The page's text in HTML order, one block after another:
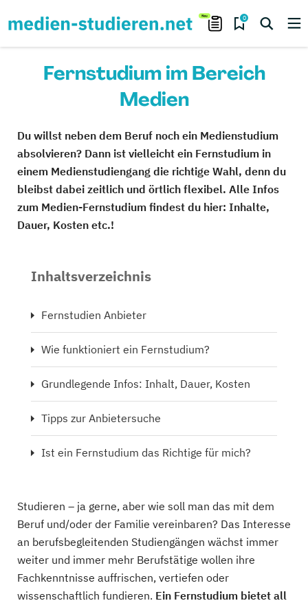
0
Fernstudium im Bereich
Medien
Du willst neben dem Beruf noch ein Medienstudium
absolvieren? Dann ist vielleicht ein Fernstudium in
einem Medienstudiengang die richtige Wahl, denn du
bleibst dabei zeitlich und örtlich flexibel. Alle Infos
zum Medien-Fernstudium findest du hier: Inhalte,
Dauer, Kosten etc.!
Inhaltsverzeichnis
Fernstudien Anbieter
Wie funktioniert ein Fernstudium?
Grundlegende Infos: Inhalt, Dauer, Kosten
Tipps zur Anbietersuche
Ist ein Fernstudium das Richtige für mich?
Studieren – ja gerne, aber wie soll man das mit dem
Beruf und/oder der Familie vereinbaren? Das Interesse
an berufsbegleitenden Studiengängen wächst immer
weiter und immer mehr Berufstätige wollen ihre
Fachkenntnisse auffrischen, vertiefen oder
wissenschaftlich fundieren. Ein Fernstudium bietet all